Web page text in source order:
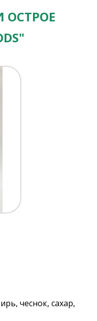
ОСТРОЕ
чеснок, сахар,